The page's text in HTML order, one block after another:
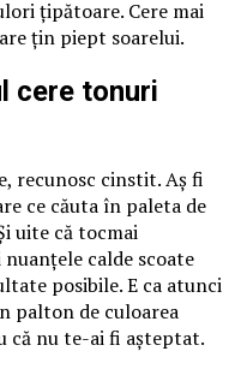
țipătoare. Cere mai
țin piept soarelui.
cere tonuri
recunosc cinstit. Aș fi
ce căuta în paleta de
uite că tocmai
calde scoate
posibile. E ca atunci
palton de culoarea
că nu te-ai fi așteptat.